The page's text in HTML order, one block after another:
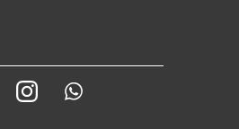
YoutubeInstagram